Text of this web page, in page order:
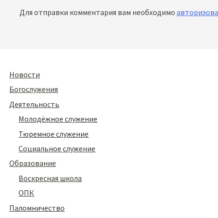
Для отправки комментария вам необходимо
Новости
Богослужения
Деятельность
Молодёжное служение
Тюремное служение
Социальное служение
Образование
Воскресная школа
ОПК
Паломничество